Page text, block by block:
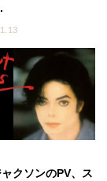
クソンのPV、ス